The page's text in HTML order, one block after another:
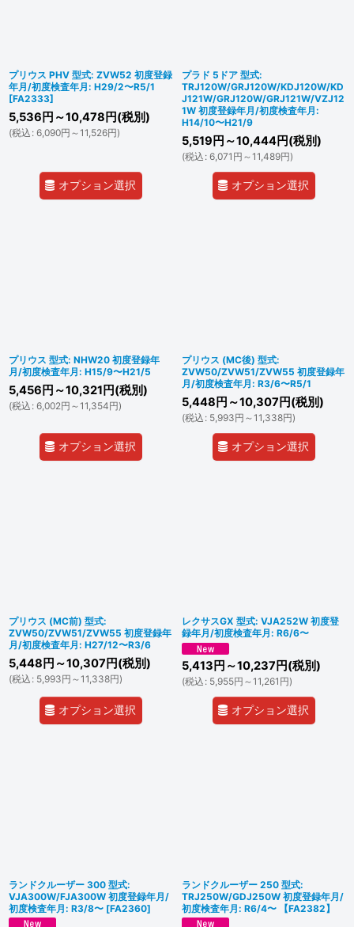
プリウス PHV 型式: ZVW52 初度登録
年月/初度検査年月: H29/2〜R5/1
[FA2333]
5,536 円 ～10,478 円(税別)
(税込 : 6,090円 ～11,526円)
オプション選択
プラド 5ドア 型式:
TRJ120W/GRJ120W/KDJ120W/KD
J121W/GRJ120W/GRJ121W/VZJ12
1W 初度登録年月/初度検査年月:
H14/10〜H21/9
5,519 円 ～10,444円(税別)
(税込 : 6,071 円 ～11,489円)
オプション選択
プリウス 型式: NHW20 初度登録年
月/初度検査年月: H15/9〜H21/5
5,456 円 ～10,321 円(税別)
(税込 : 6,002円 ～11,354円)
オプション選択
プリウス (MC後) 型式:
ZVW50/ZVW51/ZVW55 初度登録年
月/初度検査年月: R3/6〜R5/1
5,448 円 ～10,307 円(税別)
(税込 : 5,993円 ～11,338円)
オプション選択
プリウス (MC前) 型式:
ZVW50/ZVW51/ZVW55 初度登録年
月/初度検査年月: H27/12〜R3/6
5,448 円 ～10,307 円(税別)
(税込 : 5,993円 ～11,338円)
オプション選択
レクサスGX 型式: VJA252W 初度登
録年月/初度検査年月: R6/6〜
5,413 円 ～10,237 円(税別)
(税込 : 5,955円 ～11,261 円)
オプション選択
ランドクルーザー 300 型式:
VJA300W/FJA300W 初度登録年月/
初度検査年月: R3/8〜 [FA2360]
ランドクルーザー 250 型式:
TRJ250W/GDJ250W 初度登録年月/
初度検査年月: R6/4〜 【FA2382】